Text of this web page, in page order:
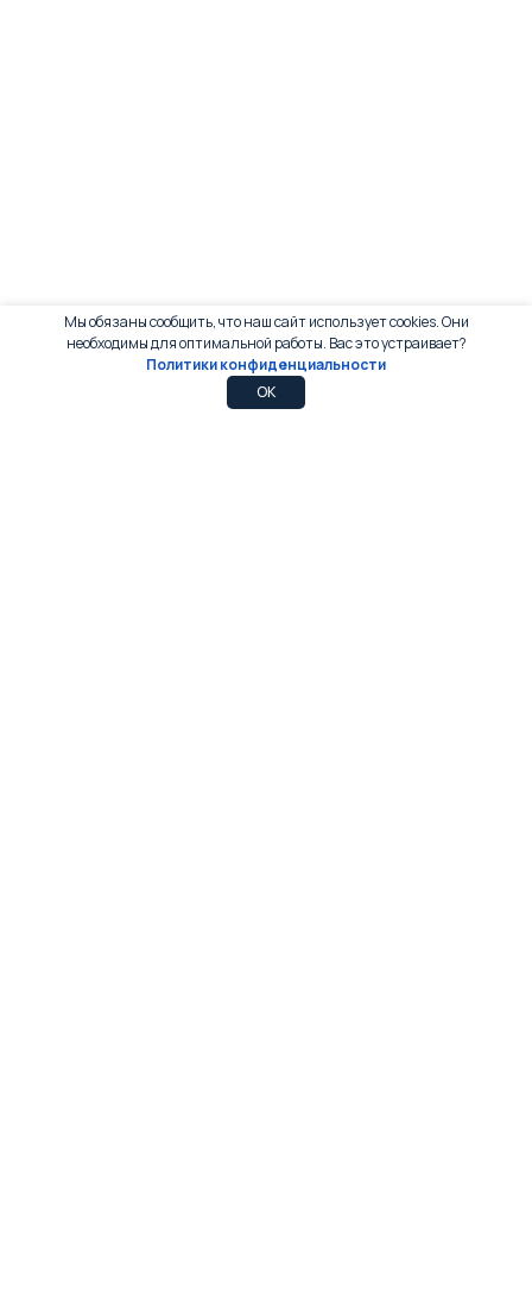
Мы обязаны сообщить, что наш сайт использует cookies. Они
необходимы для оптимальной работы. Вас это устраивает?
Политики конфиденциальности
OK